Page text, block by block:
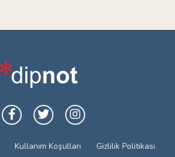
Kullanım Koşulları Gizlilik Politikası